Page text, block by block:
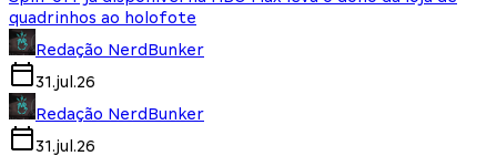
quadrinhos ao holofote
Redação NerdBunker
31.jul.26
Redação NerdBunker
31.jul.26